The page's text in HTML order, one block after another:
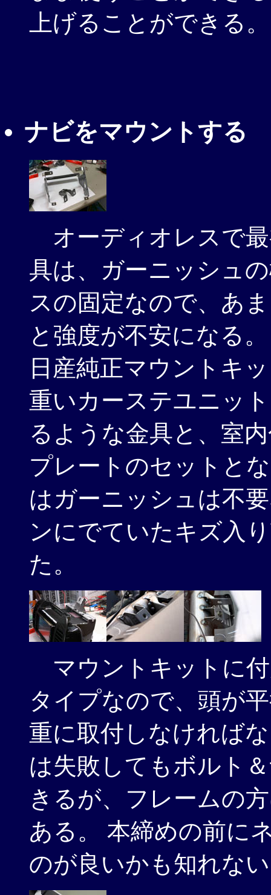
上げることができる。
ナビをマウントする
オーディオレスで
具は、ガーニッシュ
スの固定なので、あ
と強度が不安になる
日産純正マウントキ
重いカーステユニッ
るような金具と、室
プレートのセットと
はガーニッシュは不
ンにでていたキズ入
た。
マウントキットに
タイプなので、頭が
重に取付しなければ
は失敗してもボルト
きるが、フレームの
ある。 本締めの前に
のが良いかも知れな